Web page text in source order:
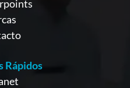
Rápidos